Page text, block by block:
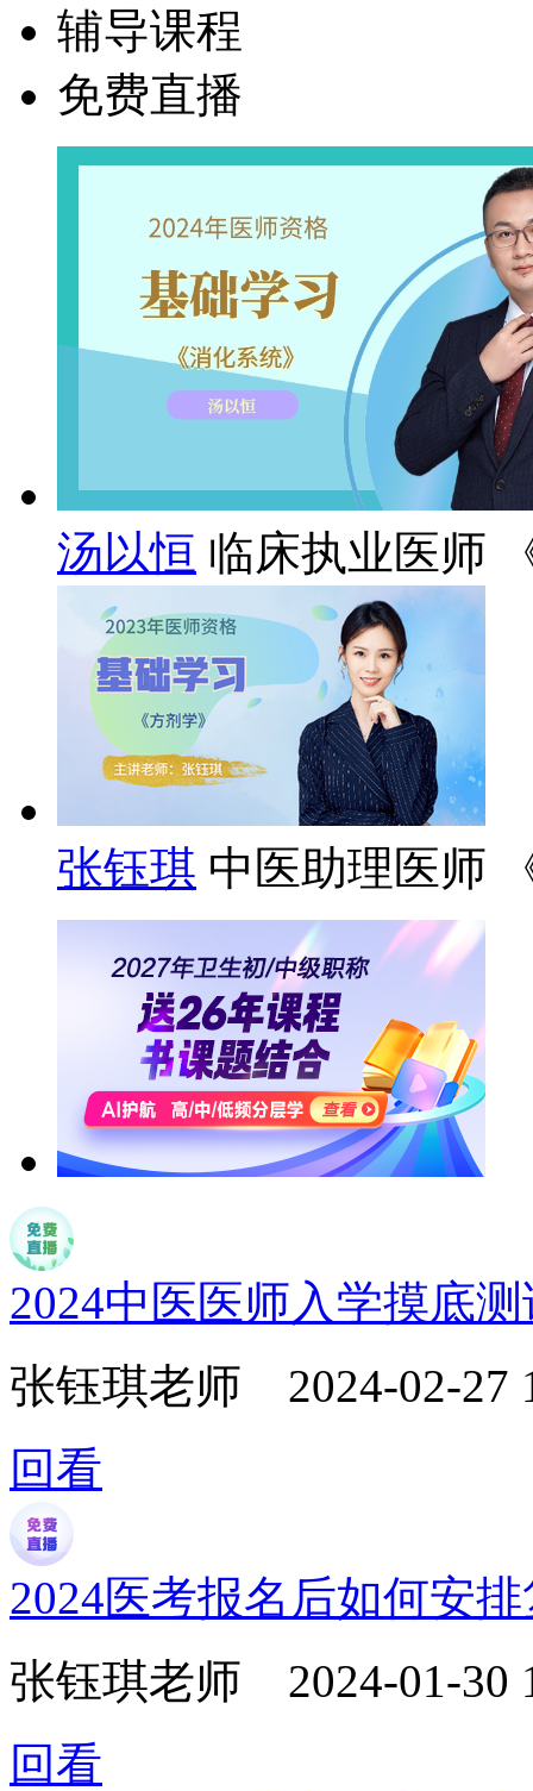
辅导课程
免费直播
汤以恒 临床执业医师
张钰琪 中医助理医师
2024中医医师入学摸底
张钰琪老师 2024-02-27
回看
2024医考报名后如何安
张钰琪老师 2024-01-30
回看